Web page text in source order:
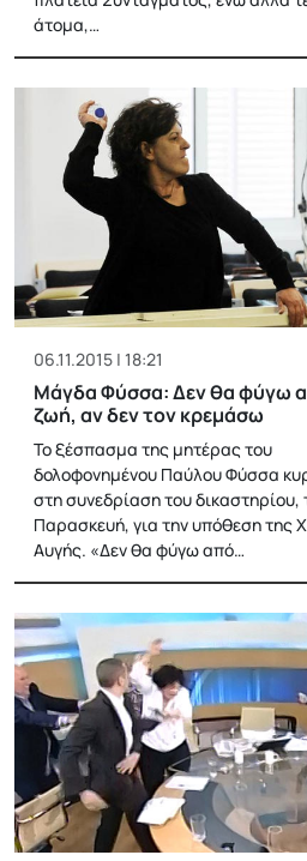
άτομα,…
06.11.2015 | 18:21
Μάγδα Φύσσα: Δεν θα φύγω
ζωή, αν δεν τον κρεμάσω
Το ξέσπασμα της μητέρας του
δολοφονημένου Παύλου Φύσσα
στη συνεδρίαση του δικαστηρίου,
Παρασκευή, για την υπόθεση της
Αυγής. «Δεν θα φύγω από…